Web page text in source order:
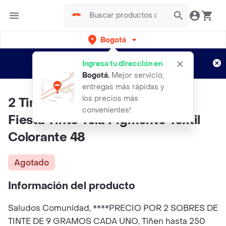
Bogotá
Ingresa tu dirección en
Bogotá. Mejor servicio,
entregas más rápidas y
los precios más
convenientes!
envíos gratis por semanas
Aplican TyC
2 Tintura Iris Ropa Color Rojo
Fiesta Tinte Tela Pigmento Textil
Colorante 48
Agotado
Información del producto
Saludos Comunidad, ****PRECIO POR 2 SOBRES DE
TINTE DE 9 GRAMOS CADA UNO, Tiñen hasta 250